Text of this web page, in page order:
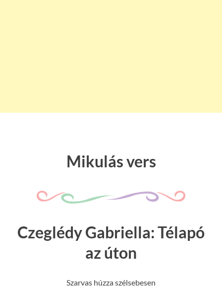
Mikulás vers
Czeglédy Gabriella: Télapó
az úton
Szarvas húzza szélsebesen